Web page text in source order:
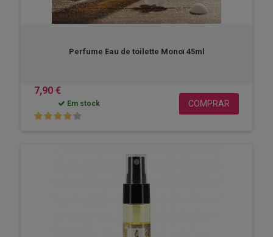
Perfume Eau de toilette Monoï 45ml
7,90 €
Em stock COMPRAR